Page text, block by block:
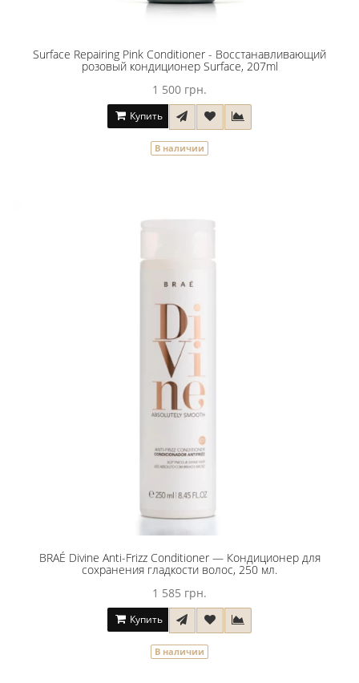
Surface Repairing Pink Conditioner - Восстанавливающий
розовый кондиционер Surface, 207ml
1 500 грн.
Купить
В наличии
BRAÉ Divine Anti-Frizz Conditioner — Кондиционер для
сохранения гладкости волос, 250 мл.
1 585 грн.
Купить
В наличии